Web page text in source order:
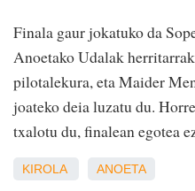
Finala gaur jokatuko da
Anoetako Udalak
pilotalekura, eta Maider
joateko deia luzatu du.
txalotu du, finalean egotea
KIROLA ANOETA